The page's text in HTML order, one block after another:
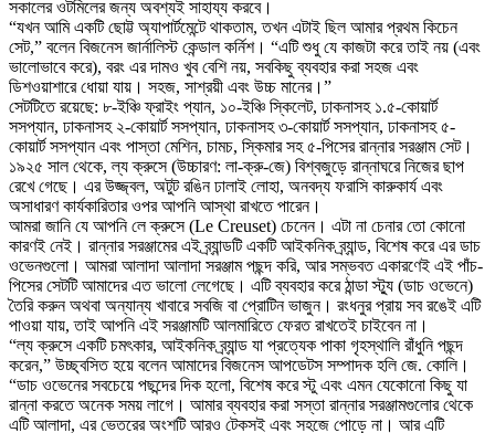
সকালের ওটমিলের জন্য অবশ্যই সাহায্য করবে।
“যখন আমি একটি ছোট্ট অ্যাপার্টমেন্টে থাকতাম, তখন এটাই ছিল আমার প্রথম কিচেন
সেট,” বলেন বিজনেস জার্নালিস্ট কেন্ডাল কর্নিশ। “এটি শুধু যে কাজটা করে তাই নয় (এবং
ভালোভাবে করে), বরং এর দামও খুব বেশি নয়, সবকিছু ব্যবহার করা সহজ এবং
ডিশওয়াশারে ধোয়া যায়। সহজ, সাশ্রয়ী এবং উচ্চ মানের।”
সেটটিতে রয়েছে: ৮-ইঞ্চি ফ্রাইং প্যান, ১০-ইঞ্চি স্কিলেট, ঢাকনাসহ ১.৫-কোয়ার্ট
সসপ্যান, ঢাকনাসহ ২-কোয়ার্ট সসপ্যান, ঢাকনাসহ ৩-কোয়ার্ট সসপ্যান, ঢাকনাসহ ৫-
কোয়ার্ট সসপ্যান এবং পাস্তা মেশিন, চামচ, স্কিমার সহ ৫-পিসের রান্নার সরঞ্জাম সেট।
১৯২৫ সাল থেকে, ল্য ক্রুসে (উচ্চারণ: লা-ক্রু-জে) বিশ্বজুড়ে রান্নাঘরে নিজের ছাপ
রেখে গেছে। এর উজ্জ্বল, অটুট রঙিন ঢালাই লোহা, অনবদ্য ফরাসি কারুকার্য এবং
অসাধারণ কার্যকারিতার ওপর আপনি আস্থা রাখতে পারেন।
আমরা জানি যে আপনি লে ক্রুসে (Le Creuset) চেনেন। এটা না চেনার তো কোনো
কারণই নেই। রান্নার সরঞ্জামের এই ব্র্যান্ডটি একটি আইকনিক ব্র্যান্ড, বিশেষ করে এর ডাচ
ওভেনগুলো। আমরা আলাদা আলাদা সরঞ্জাম পছন্দ করি, আর সম্ভবত একারণেই এই পাঁচ-
পিসের সেটটি আমাদের এত ভালো লেগেছে। এটি ব্যবহার করে ঠান্ডা স্ট্যু (ডাচ ওভেনে)
তৈরি করুন অথবা অন্যান্য খাবারে সবজি বা প্রোটিন ভাজুন। রংধনুর প্রায় সব রঙেই এটি
পাওয়া যায়, তাই আপনি এই সরঞ্জামটি আলমারিতে ফেরত রাখতেই চাইবেন না।
“ল্য ক্রুসে একটি চমৎকার, আইকনিক ব্র্যান্ড যা প্রত্যেক পাকা গৃহস্থালি রাঁধুনি পছন্দ
করেন,” উচ্ছ্বসিত হয়ে বলেন আমাদের বিজনেস আপডেটস সম্পাদক হলি জে. কোলি।
“ডাচ ওভেনের সবচেয়ে পছন্দের দিক হলো, বিশেষ করে স্টু এবং এমন যেকোনো কিছু যা
রান্না করতে অনেক সময় লাগে। আমার ব্যবহার করা সস্তা রান্নার সরঞ্জামগুলোর থেকে
এটি আলাদা, এর ভেতরের অংশটি আরও টেকসই এবং সহজে পোড়ে না। আর এটি